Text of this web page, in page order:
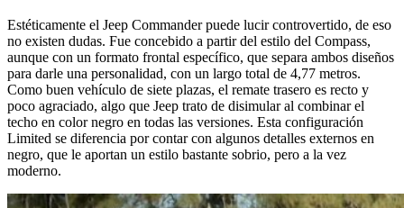
Estéticamente el Jeep Commander puede lucir controvertido, de eso
no existen dudas. Fue concebido a partir del estilo del Compass,
aunque con un formato frontal específico, que separa ambos diseños
para darle una personalidad, con un largo total de 4,77 metros.
Como buen vehículo de siete plazas, el remate trasero es recto y
poco agraciado, algo que Jeep trato de disimular al combinar el
techo en color negro en todas las versiones. Esta configuración
Limited se diferencia por contar con algunos detalles externos en
negro, que le aportan un estilo bastante sobrio, pero a la vez
moderno.